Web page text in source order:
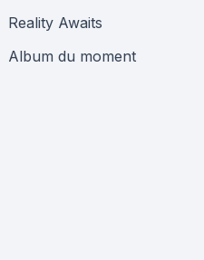
Reality Awaits
Album du moment